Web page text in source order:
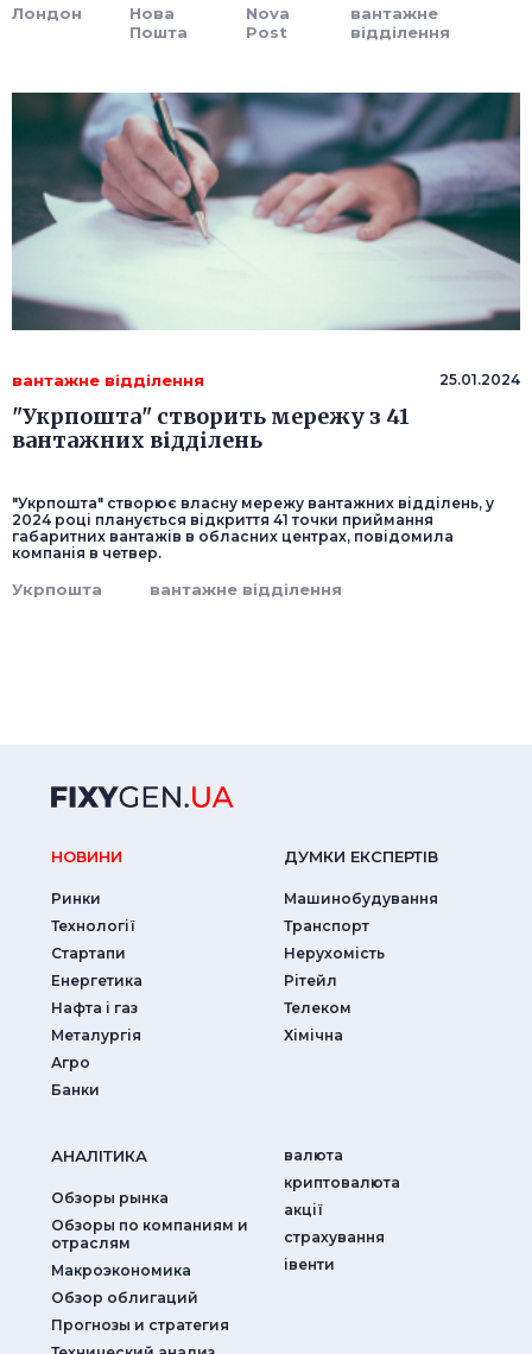
Лондон
Нова
Пошта
Nova
Post
вантажне
відділення
вантажне відділення 25.01.2024
"Укрпошта" створить мережу з 41
вантажних відділень
"Укрпошта" створює власну мережу вантажних відділень, у
2024 році планується відкриття 41 точки приймання
габаритних вантажів в обласних центрах, повідомила
компанія в четвер.
Укрпошта вантажне відділення
НОВИНИ
Ринки
Технології
Стартапи
Енергетика
Нафта і газ
Металургія
Агро
Банки
ДУМКИ ЕКСПЕРТIВ
Машинобудування
Транспорт
Нерухомість
Рітейл
Телеком
Хімічна
АНАЛIТИКА
Обзоры рынка
Обзоры по компаниям и
отраслям
Макроэкономика
Обзор облигаций
Прогнозы и стратегия
валюта
криптовалюта
акції
страхування
iвенти